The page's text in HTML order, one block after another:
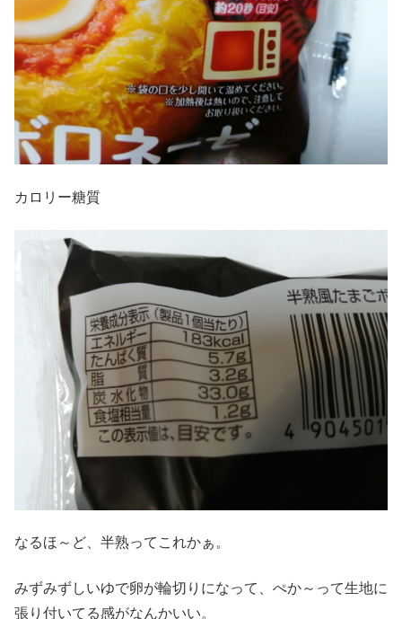
カロリー糖質
なるほ～ど、半熟ってこれかぁ。
みずみずしいゆで卵が輪切りになって、ぺか～って生地に
張り付いてる感がなんかいい。